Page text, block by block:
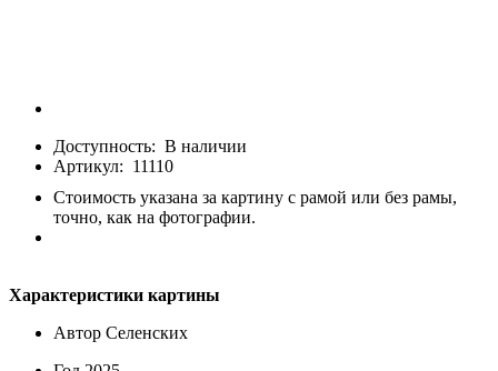
Доступность: В наличии
Артикул: 11110
Стоимость указана за картину с рамой или без рамы,
точно, как на фотографии.
Характеристики картины
Автор Селенских